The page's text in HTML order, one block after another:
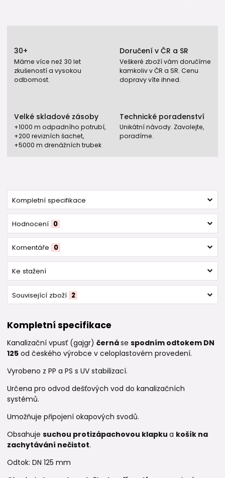
30+
Máme více než 30 let
zkušeností a vysokou
odbornost.
Doručení v ČR a SR
Veškeré zboží vám doručíme
kamkoliv v ČR a SR. Cenu
dopravy víte ihned.
Velké skladové zásoby
+1000 m odpadního potrubí,
+200 revizních šachet,
+5000 m drenážních trubek
Technické poradenství
Unikátní návody. Zavolejte,
poradíme.
Kompletní specifikace
Hodnocení 0
Komentáře 0
Ke stažení
Související zboží 2
Kompletní specifikace
Kanalizační vpusť (gajgr) černáse spodním odtokem DN
125 od českého výrobce v celoplastovém provedení.
Vyrobeno z PP a PS s UV stabilizací.
Určena pro odvod dešťových vod do kanalizačních
systémů.
Umožňuje připojení okapových svodů.
Obsahuje suchou protizápachovou klapku a košík na
zachytávání nečistot.
Odtok: DN 125 mm